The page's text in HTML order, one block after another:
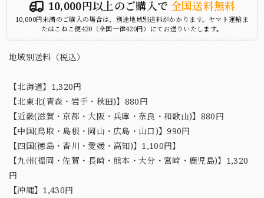
10,000円以上のご購入で 全国送料無料
10,000円未満のご購入の場合は、別途地域別送料がかかります。ヤマト運輸ま
たはこねこ便420（全国一律420円）にてお送りいたします。
地域別送料（税込）
【北海道】1,320円
【北東北(青森・岩手・秋田)】880円
【近畿(滋賀・京都・大阪・兵庫・奈良・和歌山)】880円
【中国(鳥取・島根・岡山・広島・山口)】990円
【四国(徳島・香川・愛媛・高知)】1,100円】
【九州(福岡・佐賀・長崎・熊本・大分・宮崎・鹿児島)】1,320
円
【沖縄】1,430円